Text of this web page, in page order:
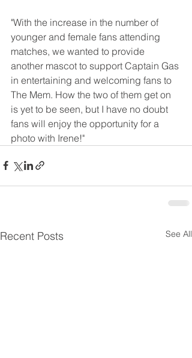
"With the increase in the number of
younger and female fans attending
matches, we wanted to provide
another mascot to support Captain Gas
in entertaining and welcoming fans to
The Mem. How the two of them get on
is yet to be seen, but I have no doubt
fans will enjoy the opportunity for a
photo with Irene!"
Recent Posts See All